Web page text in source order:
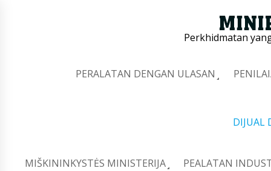
Perkhidmatan
PERALATAN DENGAN ULASAN
DIJUAL
MIŠKININKYSTĖS MINISTERIJA PEALATAN